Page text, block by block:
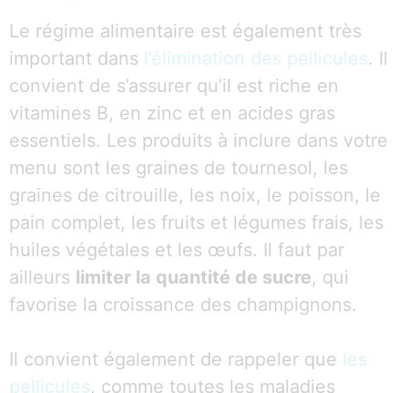
Le régime alimentaire est également très
important dans l’élimination des pellicules. Il
convient de s’assurer qu’il est riche en
vitamines B, en zinc et en acides gras
essentiels. Les produits à inclure dans votre
menu sont les graines de tournesol, les
graines de citrouille, les noix, le poisson, le
pain complet, les fruits et légumes frais, les
huiles végétales et les œufs. Il faut par
ailleurs limiter la quantité de sucre, qui
favorise la croissance des champignons.
Il convient également de rappeler que les
pellicules, comme toutes les maladies